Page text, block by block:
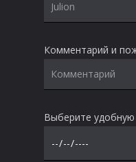
Комментарий и
Выберите удобную